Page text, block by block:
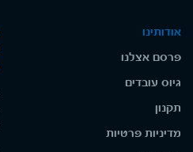
אודותינו
פרסם אצלנו
גיוס עובדים
תקנון
מדיניות פרטיות